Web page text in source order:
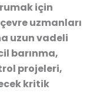
için
çevre uzmanları
uzun vadeli
barınma,
projeleri,
kritik